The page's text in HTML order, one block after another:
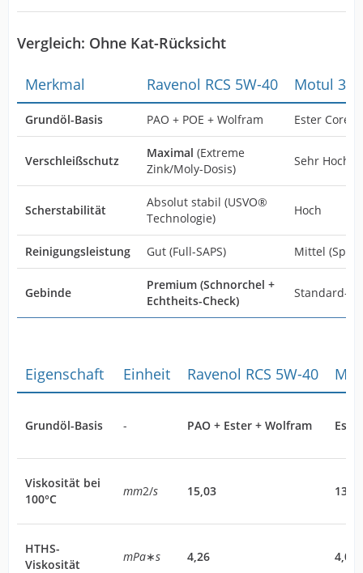
Vergleich: Ohne Kat-Rücksicht
Merkmal Ravenol RCS 5W-40 Motul
Grundöl-Basis PAO + POE + Wolfram Ester Core
Verschleißschutz
Maximal (Extreme
Zink/Moly-Dosis)
Sehr Hoch
Scherstabilität
Absolut stabil (USVO®
Technologie)
Hoch
Reinigungsleistung Gut (Full-SAPS) Mittel
Gebinde
Premium (Schnorchel +
Echtheits-Check)
Standard-
Eigenschaft Einheit Ravenol RCS 5W-40
Grundöl-Basis - PAO + Ester + Wolfram
Viskosität bei
100°C
mm2/s 15,03 13,5
HTHS-
Viskosität
mPa∗s 4,26 4,0